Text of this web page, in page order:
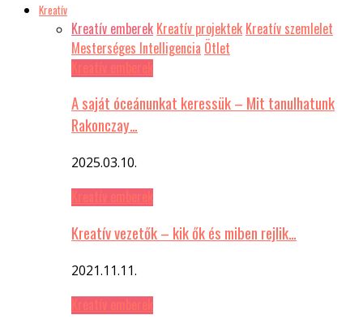
Kreatív
Kreatív emberek Kreatív projektek Kreatív szemlelet
Mesterséges Intelligencia Ötlet
A saját óceánunkat keressük – Mit tanulhatunk
Rakonczay…
2025.03.10.
Kreatív vezetők – kik ők és miben rejlik…
2021.11.11.